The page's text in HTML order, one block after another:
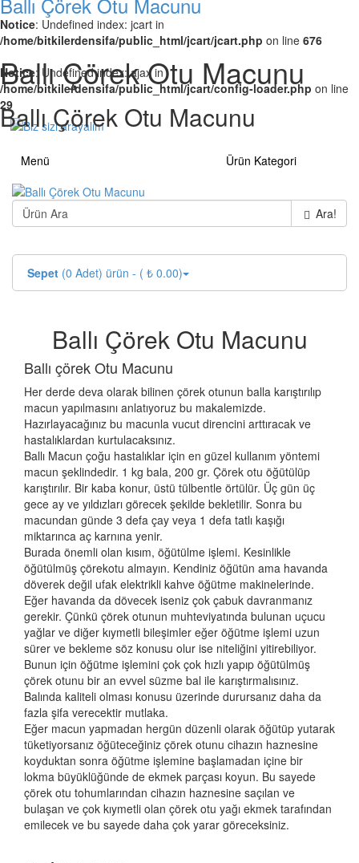
Notice: Undefined index: jcart in
/home/bitkilerdensifa/public_html/jcart/jcart.php on line 676
Notice: Undefined index: ajax in
/home/bitkilerdensifa/public_html/jcart/config-loader.php on line
29
Ballı Çörek Otu Macunu
Ballı Çörek Otu Macunu
Menü Ürün Kategori
Ara!
Sepet (0 Adet) ürün - ( ₺ 0.00)
Ballı Çörek Otu Macunu
Ballı çörek Otu Macunu
Her derde deva olarak bilinen çörek otunun balla karıştırılıp
macun yapılmasını anlatıyoruz bu makalemizde.
Hazırlayacağınız bu macunla vucut direncini arttıracak ve
hastalıklardan kurtulacaksınız.
Ballı Macun çoğu hastalıklar için en güzel kullanım yöntemi
macun şeklindedir. 1 kg bala, 200 gr. Çörek otu öğütülüp
karıştırılır. Bir kaba konur, üstü tülbentle örtülür. Üç gün üç
gece ay ve yıldızları görecek şekilde bekletilir. Sonra bu
macundan günde 3 defa çay veya 1 defa tatlı kaşığı
miktarınca aç karnına yenir.
Burada önemli olan kısım, öğütülme işlemi. Kesinlikle
öğütülmüş çörekotu almayın. Kendiniz öğütün ama havanda
döverek değil ufak elektrikli kahve öğütme makinelerinde.
Eğer havanda da dövecek iseniz çok çabuk davranmanız
gerekir. Çünkü çörek otunun muhteviyatında bulunan uçucu
yağlar ve diğer kıymetli bileşimler eğer öğütme işlemi uzun
sürer ve bekleme söz konusu olur ise niteliğini yitirebiliyor.
Bunun için öğütme işlemini çok çok hızlı yapıp öğütülmüş
çörek otunu bir an evvel süzme bal ile karıştırmalısınız.
Balında kaliteli olması konusu üzerinde durursanız daha da
fazla şifa verecektir mutlaka.
Eğer macun yapmadan hergün düzenli olarak öğütüp yutarak
tüketiyorsanız öğüteceğiniz çörek otunu cihazın haznesine
koyduktan sonra öğütme işlemine başlamadan içine bir
lokma büyüklüğünde de ekmek parçası koyun. Bu sayede
çörek otu tohumlarından cihazın haznesine saçılan ve
bulaşan ve çok kıymetli olan çörek otu yağı ekmek tarafından
emilecek ve bu sayede daha çok yarar göreceksiniz.